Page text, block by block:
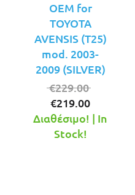
OEM for
TOYOTA
AVENSIS (T25)
mod. 2003-
2009 (SILVER)
€229.00
was:
€219.00
τρέχουσα
Διαθέσιμο! | In
Stock!